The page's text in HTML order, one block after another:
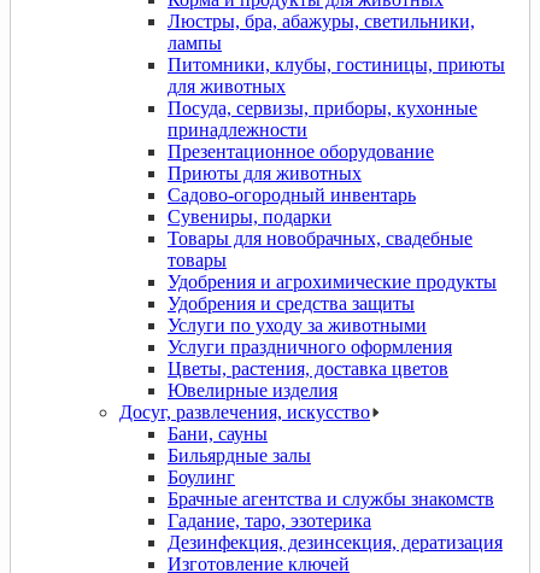
Люстры, бра, абажуры, светильники,
лампы
Питомники, клубы, гостиницы, приюты
для животных
Посуда, сервизы, приборы, кухонные
принадлежности
Презентационное оборудование
Приюты для животных
Садово-огородный инвентарь
Сувениры, подарки
Товары для новобрачных, свадебные
товары
Удобрения и агрохимические продукты
Удобрения и средства защиты
Услуги по уходу за животными
Услуги праздничного оформления
Цветы, растения, доставка цветов
Ювелирные изделия
Досуг, развлечения, искусство
Бани, сауны
Бильярдные залы
Боулинг
Брачные агентства и службы знакомств
Гадание, таро, эзотерика
Дeзинфекция, дeзинсекция, дератизация
Изготовление ключей